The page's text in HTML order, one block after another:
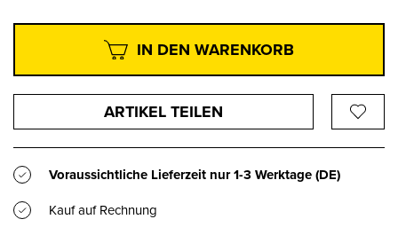
IN DEN WARENKORB
ARTIKEL TEILEN
Voraussichtliche Lieferzeit nur1-3 Werktage(DE)
Kauf auf Rechnung